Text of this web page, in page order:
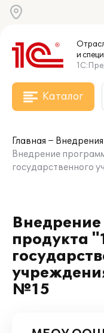
и
Каталог
Главная
Внедрения
Внедрение
продукта
№15